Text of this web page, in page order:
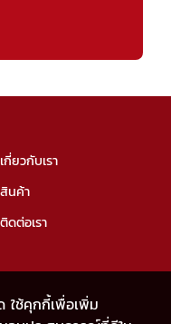
ใช้คุกกี้เพื่อเพิ่ม
เกี่ยวกับเรา
สินค้า
ติดต่อเรา